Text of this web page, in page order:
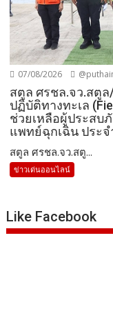
07/08/2026
สตูล ศรชล.จว.สตู
ปฏิบัติทางทะเล
ช่วยเหลือผู้ประสบ
แพทย์ฉุกเฉิน ประ
สตูล ศรชล.จว.สตู...
ข่าวเด่นออนไลน์
Like Facebook